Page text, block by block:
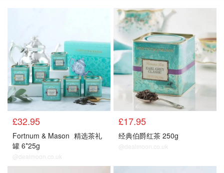
£32.95
Fortnum & Mason 精选茶礼
罐 6*25g
@dealmoon.co.uk
£17.95
经典伯爵红茶 250g
@dealmoon.co.uk